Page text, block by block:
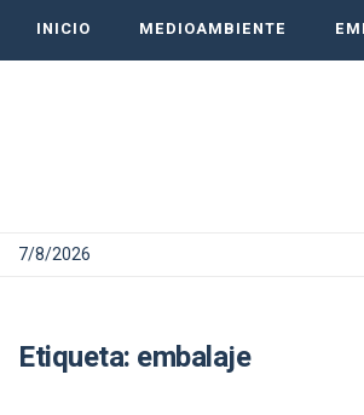
INICIO MEDIOAMBIENTE
7/8/2026
Etiqueta: embalaje